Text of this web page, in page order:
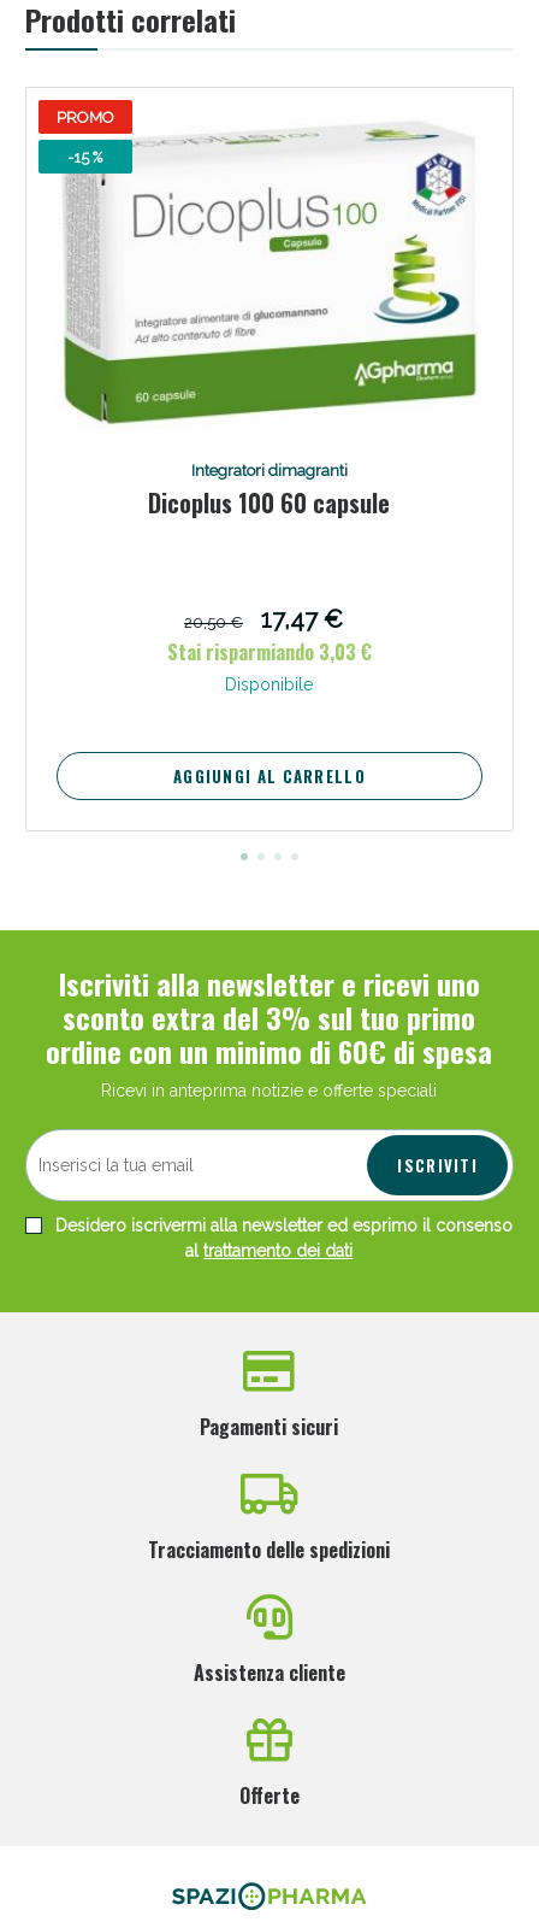
Prodotti correlati
PROMO
-15 %
Integratori dimagranti
Dicoplus 100 60 capsule
20,50 €
17,47 €
Stai risparmiando 3,03 €
Disponibile
AGGIUNGI AL CARRELLO
Iscriviti alla newsletter e ricevi uno
sconto extra del 3% sul tuo primo
ordine con un minimo di 60€ di spesa
Ricevi in anteprima notizie e offerte speciali
ISCRIVITI
Desidero iscrivermi alla newsletter ed esprimo il consenso
altrattamento dei dati
Pagamenti sicuri
Tracciamento delle spedizioni
Assistenza cliente
Offerte
Benessere Intestinale: Sconto fino al 55% valido
oggi!